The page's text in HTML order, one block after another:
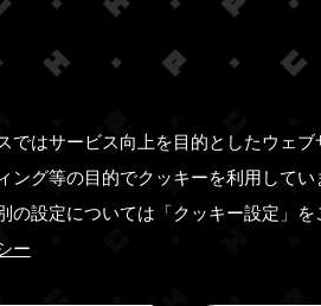
ではサービス向上を目的としたウェ
ング等の目的でクッキーを利用して
の設定については「クッキー設定」
ー